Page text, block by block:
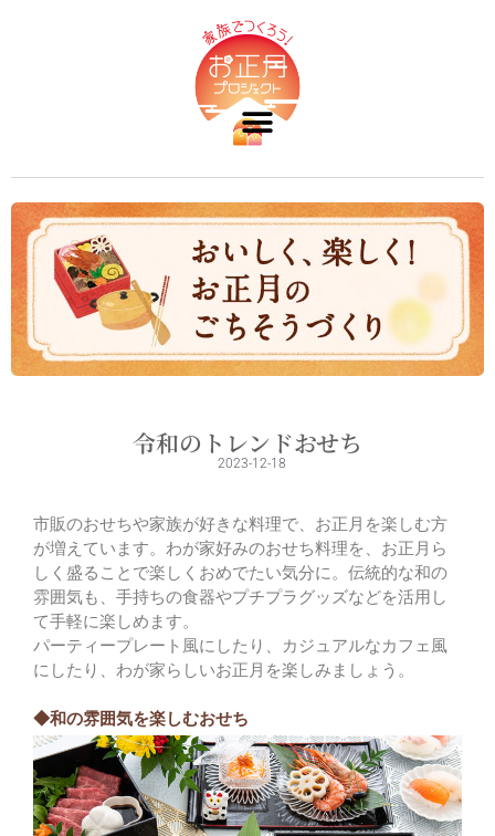
令和のトレンドおせち
2023-12-18
市販のおせちや家族が好きな料理で、お正月を楽しむ方
が増えています。わが家好みのおせち料理を、お正月ら
しく盛ることで楽しくおめでたい気分に。伝統的な和の
雰囲気も、手持ちの食器やプチプラグッズなどを活用し
て手軽に楽しめます。
パーティープレート風にしたり、カジュアルなカフェ風
にしたり、わが家らしいお正月を楽しみましょう。
◆和の雰囲気を楽しむおせち